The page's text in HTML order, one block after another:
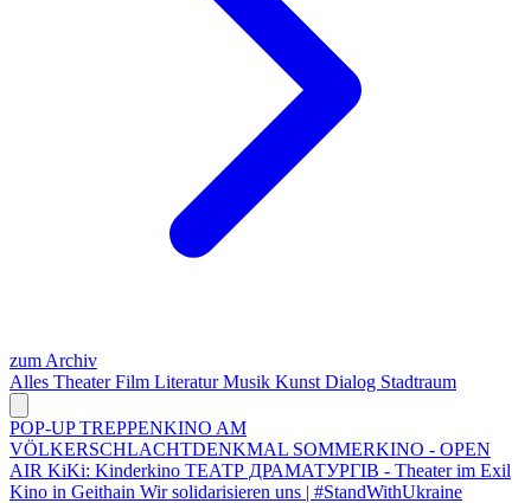
zum Archiv
Alles TheaterFilm LiteraturMusik Kunst Dialog Stadtraum
POP-UP TREPPENKINO AM
VÖLKERSCHLACHTDENKMAL SOMMERKINO - OPEN
AIR KiKi: Kinderkino ТЕАТР ДРАМАТУРГІВ - Theater im Exil
Kino in Geithain Wir solidarisieren uns | #StandWithUkraine